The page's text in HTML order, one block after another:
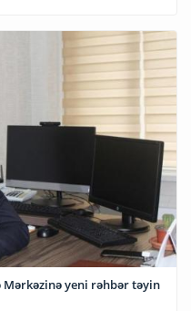
yeni rəhbər təyin